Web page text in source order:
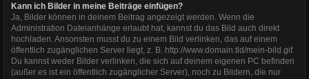
Kann ich Bilder in meine Beiträge einfügen?
Ja, Bilder können in deinem Beitrag angezeigt werden. Wenn die
Administration Dateianhänge erlaubt hat, kannst du das Bild auch direkt
hochladen. Ansonsten musst du zu einem Bild verlinken, das auf einem
öffentlich zugänglichen Server liegt, z. B. http://www.domain.tld/mein-bild.gif.
Du kannst weder Bilder verlinken, die sich auf deinem eigenen PC befinden
(außer es ist ein öffentlich zugänglicher Server), noch zu Bildern, die nur